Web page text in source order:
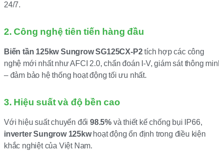
24/7.
2. Công nghệ tiên tiến hàng đầu
Biến tần 125kw Sungrow SG125CX-P2tích hợp các công
nghệ mới nhất như AFCI 2.0, chẩn đoán I-V, giám sát thông
– đảm bảo hệ thống hoạt động tối ưu nhất.
3. Hiệu suất và độ bền cao
Với hiệu suất chuyển đổi 98.5% và thiết kế chống bụi IP66,
inverter Sungrow 125kwhoạt động ổn định trong điều kiện
khắc nghiệt của Việt Nam.